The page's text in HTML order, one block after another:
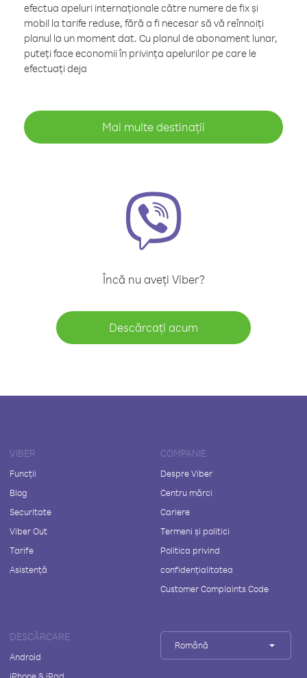
efectua apeluri internaționale către numere de fix și
mobil la tarife reduse, fără a fi necesar să vă reînnoiți
planul la un moment dat. Cu planul de abonament lunar,
puteți face economii în privința apelurilor pe care le
efectuați deja
Mai multe destinații
Încă nu aveți Viber?
Descărcați acum
VIBER
Funcții
Blog
Securitate
Viber Out
Tarife
Asistență
COMPANIE
Despre Viber
Centru mărci
Cariere
Termeni și politici
Politica privind
confidențialitatea
Customer Complaints Code
DESCĂRCARE
Android
Română